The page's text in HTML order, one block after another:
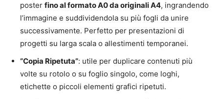
poster fino al formato A0 da originali A4, ingrandendo
l’immagine e suddividendola su più fogli da unire
successivamente. Perfetto per presentazioni di
progetti su larga scala o allestimenti temporanei.
“Copia Ripetuta”: utile per duplicare contenuti più
volte su rotolo o su foglio singolo, come loghi,
etichette o piccoli elementi grafici ripetuti.